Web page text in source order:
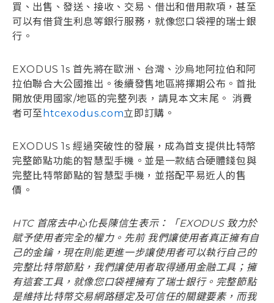
買、出售、發送、接收、交易、借出和借用款項，甚至
可以有借貸生利息等銀行服務，就像您口袋裡的瑞士銀
行。
EXODUS 1s 首先將在歐洲、台灣、沙烏地阿拉伯和阿
拉伯聯合大公國推出。後續發售地區將擇期公布。首批
開放使用國家/地區的完整列表，請見本文末尾。 消費
者可至 htcexodus.com立即訂購。
EXODUS 1s 經過突破性的發展，成為首支提供比特幣
完整節點功能的智慧型手機。並是一款結合硬體錢包與
完整比特幣節點的智慧型手機，並搭配平易近人的售
價。
HTC 首席去中心化長陳信生表示：「EXODUS 致力於
賦予使用者完全的權力。先前 我們讓使用者真正擁有自
己的金鑰，現在則能更進一步讓使用者可以執行自己的
完整比特幣節點，我們讓使用者取得通用金融工具；擁
有這套工具，就像您口袋裡擁有了瑞士銀行。完整節點
是維持比特幣交易網路穩定及可信任的關鍵要素，而我